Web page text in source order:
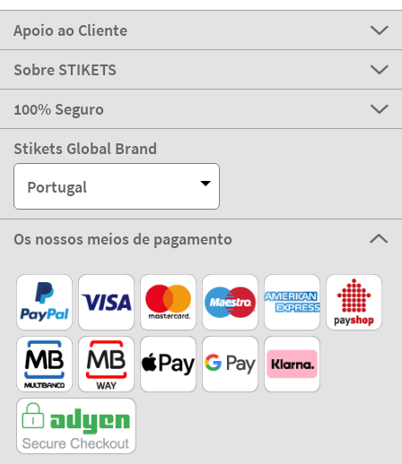
Apoio ao Cliente
Sobre STIKETS
100% Seguro
Stikets Global Brand
Portugal
Os nossos meios de pagamento